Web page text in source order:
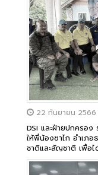
22 กันยายน 2566
DSI และฝ่ายปกครอ
ให้พี่น้องซาไก อำเภอ
ชาติและสัญชาติ เพื่อ
ประเทศ